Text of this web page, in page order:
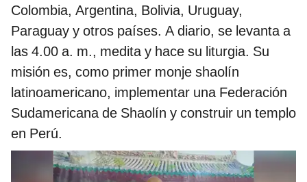
Colombia, Argentina, Bolivia, Uruguay,
Paraguay y otros países. A diario, se levanta a
las 4.00 a. m., medita y hace su liturgia. Su
misión es, como primer monje shaolín
latinoamericano, implementar una Federación
Sudamericana de Shaolín y construir un templo
en Perú.